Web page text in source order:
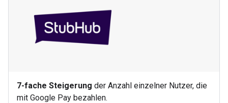
7-fache Steigerung der Anzahl einzelner Nutzer, die
mit Google Pay bezahlen.